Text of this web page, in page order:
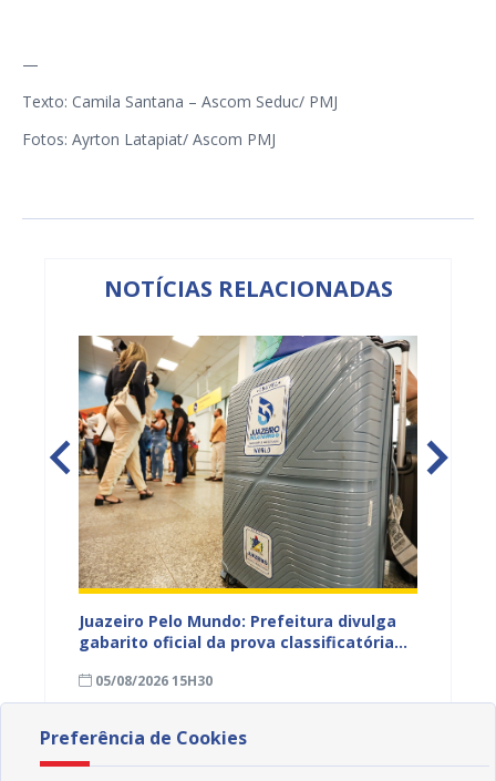
—
Texto: Camila Santana – Ascom Seduc/ PMJ
Fotos: Ayrton Latapiat/ Ascom PMJ
NOTÍCIAS RELACIONADAS
Juazeiro Pelo Mundo: Prefeitura divulga
gabarito oficial da prova classificatória
05/08/2026 15H30
Preferência de Cookies